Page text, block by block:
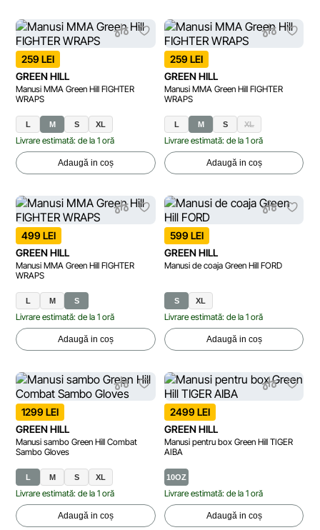
259 LEI
GREEN HILL
Manusi MMA Green Hill FIGHTER
WRAPS
L M S XL
Livrare estimată: de la 1 oră
Adaugă in coș
259 LEI
GREEN HILL
Manusi MMA Green Hill FIGHTER
WRAPS
L M S XL
Livrare estimată: de la 1 oră
Adaugă in coș
499 LEI
GREEN HILL
Manusi MMA Green Hill FIGHTER
WRAPS
L M S
Livrare estimată: de la 1 oră
Adaugă in coș
599 LEI
GREEN HILL
Manusi de coaja Green Hill FORD
S XL
Livrare estimată: de la 1 oră
Adaugă in coș
1299 LEI
GREEN HILL
Manusi sambo Green Hill Combat
Sambo Gloves
L M S XL
Livrare estimată: de la 1 oră
Adaugă in coș
2499 LEI
GREEN HILL
Manusi pentru box Green Hill TIGER
AIBA
10OZ
Livrare estimată: de la 1 oră
Adaugă in coș